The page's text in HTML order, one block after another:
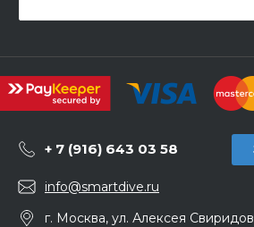
+ 7 (916) 643 03 58
info@smartdive.ru
г. Москва, ул. Алексея